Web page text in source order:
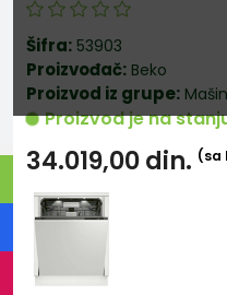
Šifra: 53903
Proizvođač: Beko
Proizvod iz grupe:
Proizvod je na
34.019,00din. (sa